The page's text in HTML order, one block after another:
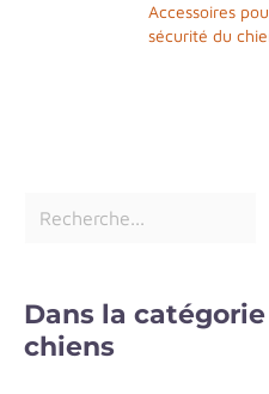
Accessoires
sécurité du
Dans la
chiens